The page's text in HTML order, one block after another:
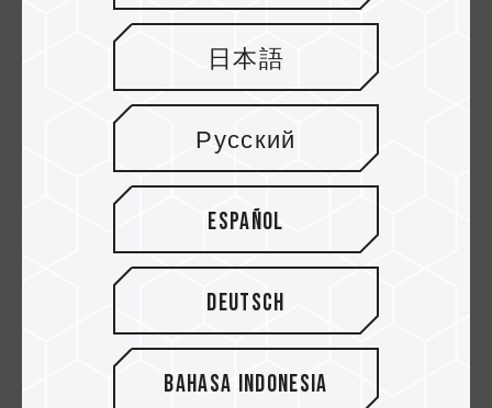
28.APR.2023
Giải pháp làm mát tối ưu cho SSD
PCIe Gen5
日本語
Русский
Español
Deutsch
Bahasa Indonesia